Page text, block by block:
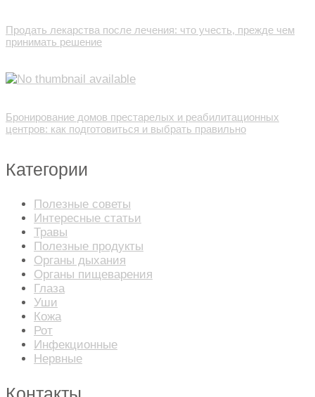
Продать лекарства после лечения: что учесть, прежде чем
принимать решение
Бронирование домов престарелых и реабилитационных
центров: как подготовиться и выбрать правильно
Категории
Полезные советы
Интересные статьи
Травы
Полезные продукты
Органы дыхания
Органы пищеварения
Глаза
Уши
Кожа
Рот
Инфекционные
Нервные